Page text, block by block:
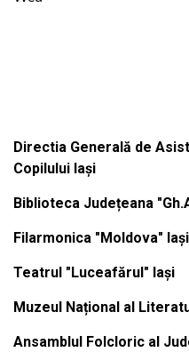
Directia Generală de
Copilului Iași
Biblioteca Județeana
Filarmonica "Moldova" Iași
Teatrul "Luceafărul" Iași
Muzeul Național al
Ansamblul Folcloric al